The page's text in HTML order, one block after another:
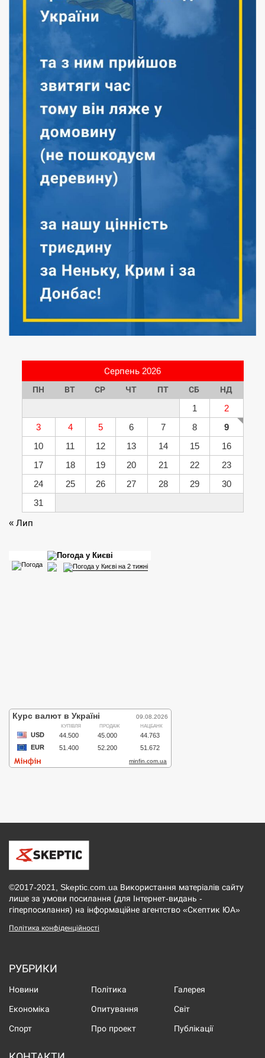
Серпень 2026
ПН ВТ СР ЧТ ПТ СБ НД
1
2
3
4 5 6 7 8
9
10
11 12 13 14 15
16
17
18 19 20 21 22
23
24
25 26 27 28 29
30
31
« Лип
©2017-2021, Skeptic.com.ua Використання матеріалів сайту
лише за умови посилання (для Інтернет-видань -
гіперпосилання) на інформаційне агентство «Скептик ЮА»
Політика конфіденційності
РУБРИКИ
Новини Політика Галерея
Економіка Опитування Світ
Спорт Про проект Публікації